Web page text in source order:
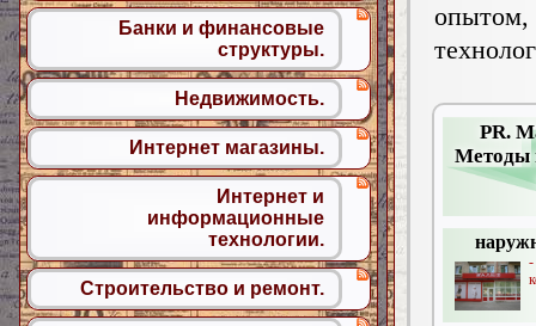
PR.
Методы
Банки и финансовые
структуры.
Недвижимость.
Интернет магазины.
Интернет и
информационные
технологии.
Строительство и ремонт.